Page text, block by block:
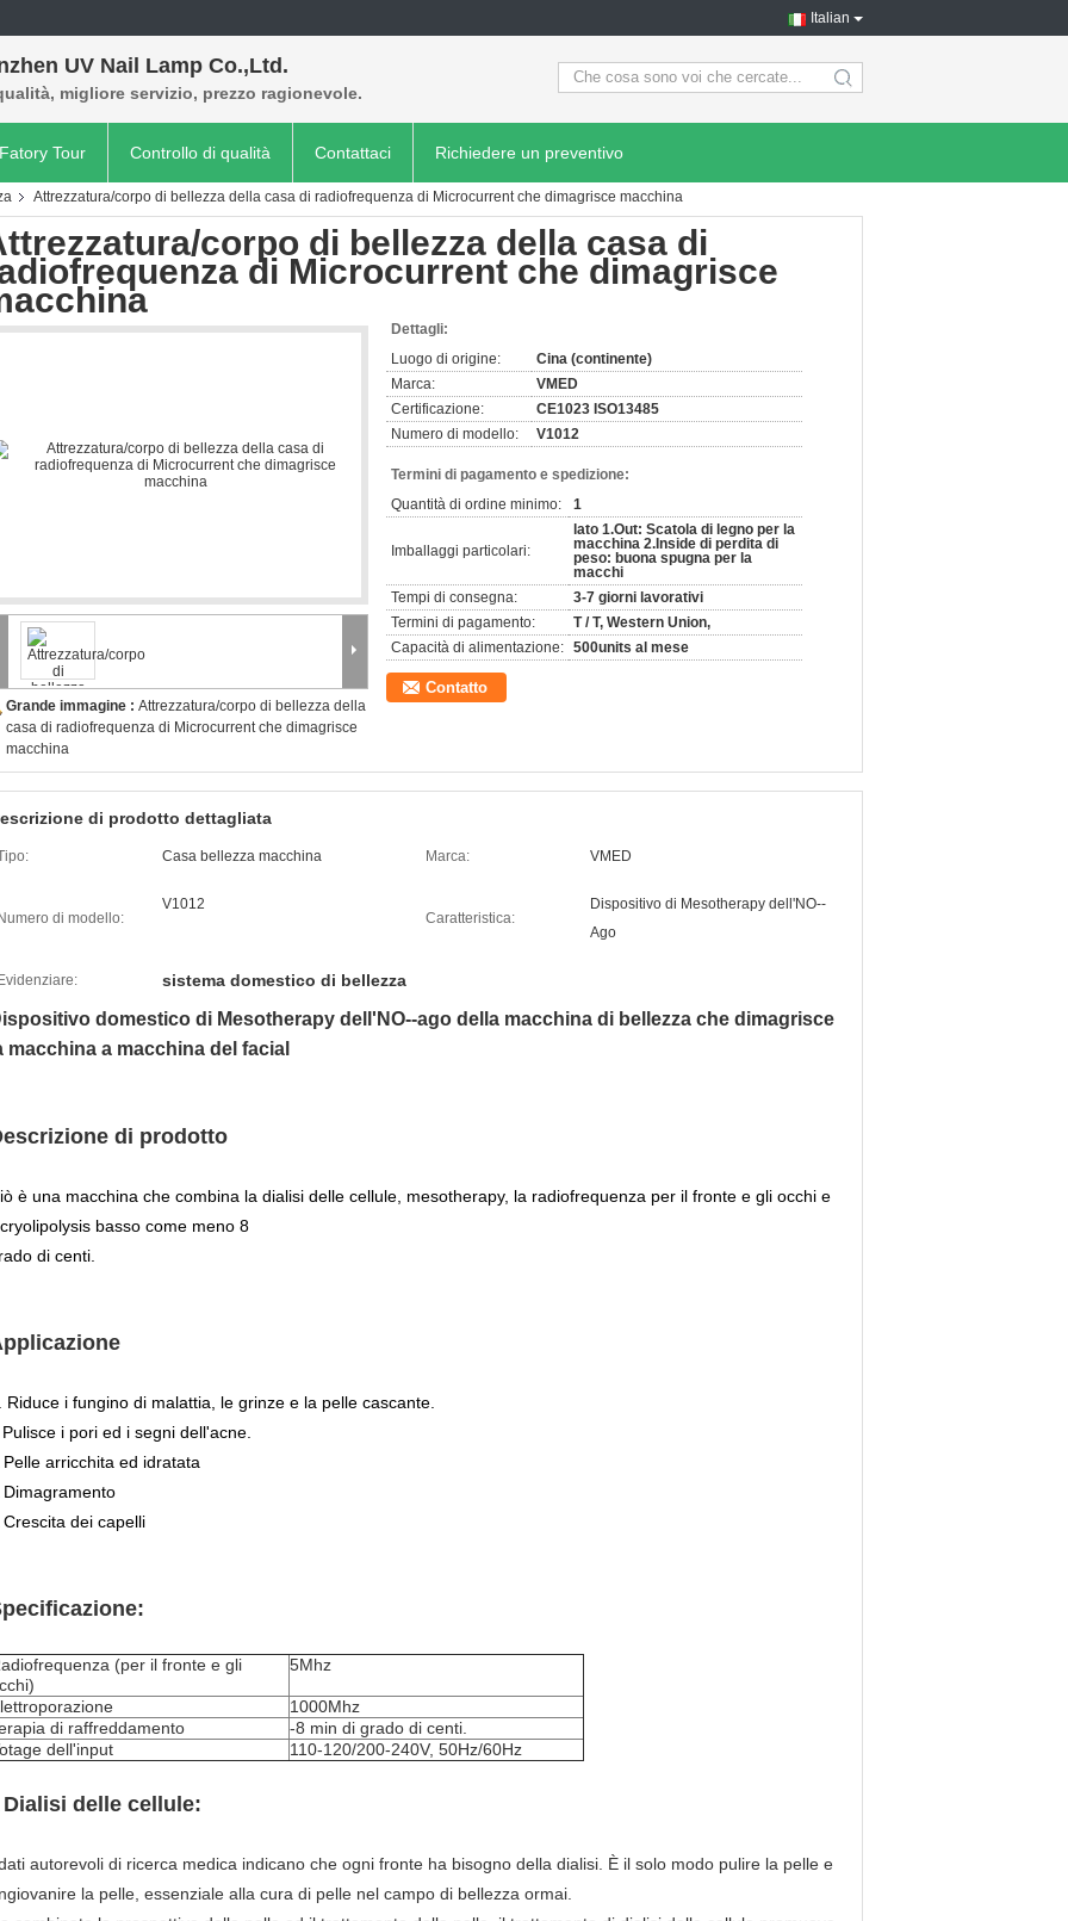
Italian
UV Nail Lamp Co.,Ltd.
migliore servizio, prezzo ragionevole. search
Fatory Tour Controllo di qualità Contattaci Richiedere un preventivo
Attrezzatura/corpo di bellezza della casa di radiofrequenza di Microcurrent che dimagrisce macchina
corpo di bellezza della casa di
di Microcurrent che dimagrisce
Grande immagine : Attrezzatura/corpo di bellezza della
casa di radiofrequenza di Microcurrent che dimagrisce
macchina
Dettagli:
Luogo di origine:
Cina (continente)
Marca:
VMED
Certificazione:
CE1023 ISO13485
Numero di modello:
V1012
Termini di pagamento e spedizione:
Quantità di ordine minimo:
1
Imballaggi particolari:
lato 1.Out: Scatola di legno per la
macchina 2.Inside di perdita di
peso: buona spugna per la
macchi
Tempi di consegna:
3-7 giorni lavorativi
Termini di pagamento:
T / T, Western Union,
Capacità di alimentazione: 500units al mese
Contatto
di prodotto dettagliata
Casa bellezza macchina Marca: VMED
Numero di modello:
V1012
Caratteristica:
Dispositivo di Mesotherapy dell'NO--
Ago
Evidenziare: sistema domestico di bellezza
domestico di Mesotherapy dell'NO--ago della macchina di bellezza che dimagrisce
macchina a macchina del facial
di prodotto
è una macchina che combina la dialisi delle cellule, mesotherapy, la radiofrequenza per il fronte e gli occhi e
basso come meno 8
di centi.
Riduce i fungino di malattia, le grinze e la pelle cascante.
Pulisce i pori ed i segni dell'acne.
Pelle arricchita ed idratata
Dimagramento
Crescita dei capelli
(per il fronte e gli
5Mhz
1000Mhz
di raffreddamento
-8 min di grado di centi.
dell'input
110-120/200-240V, 50Hz/60Hz
Dialisi delle cellule:
autorevoli di ricerca medica indicano che ogni fronte ha bisogno della dialisi. È il solo modo pulire la pelle e
la pelle, essenziale alla cura di pelle nel campo di bellezza ormai.